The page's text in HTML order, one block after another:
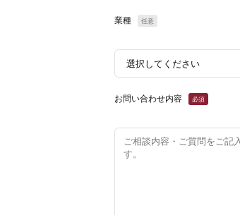
業種 任意
お問い合わせ内容 必須